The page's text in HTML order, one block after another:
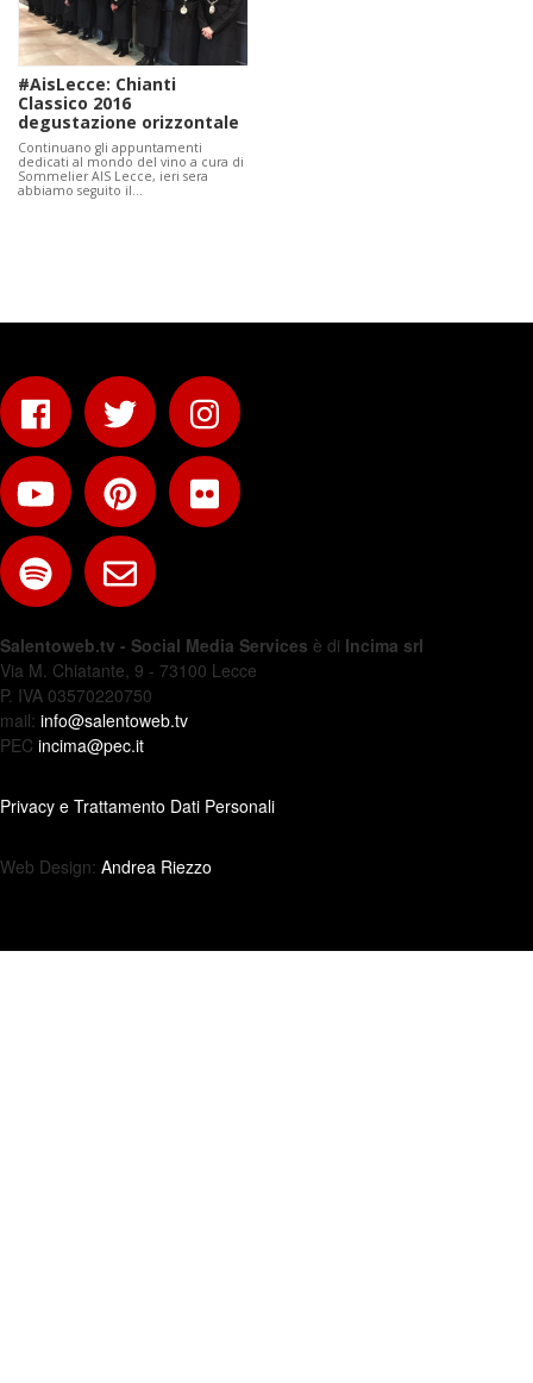
#AisLecce: Chianti
Classico 2016
degustazione orizzontale
Continuano gli appuntamenti
dedicati al mondo del vino a cura di
Sommelier AIS Lecce, ieri sera
abbiamo seguito il…
Salentoweb.tv - Social Media Services è di Incima srl
Via M. Chiatante, 9 - 73100 Lecce
P. IVA 03570220750
mail: info@salentoweb.tv
PEC incima@pec.it
Privacy e Trattamento Dati Personali
Web Design: Andrea Riezzo